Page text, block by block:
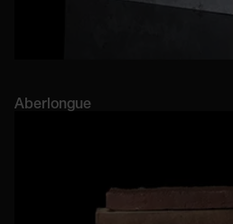
Aberlongue